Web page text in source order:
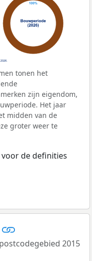
tonen het
zijn eigendom,
Het jaar
midden van de
groter weer te
de definities
2015